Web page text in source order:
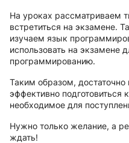
На уроках рассматриваем
встретиться на экзамене.
изучаем язык
использовать на экзамене
программированию.
Таким образом,
эффективно подготовиться
необходимое для
Нужно только желание, а
ждать!